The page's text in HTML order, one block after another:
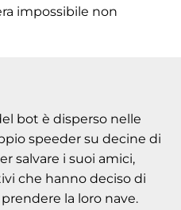
impossibile non
bot è disperso nelle
speeder su decine di
salvare i suoi amici,
che hanno deciso di
la loro nave.